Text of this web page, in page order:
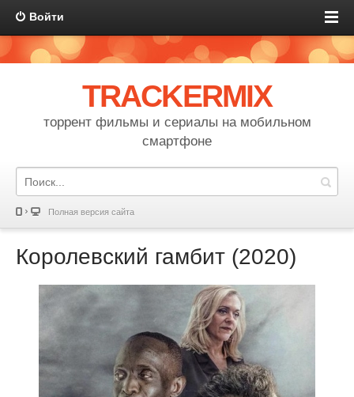
Войти
TRACKERMIX
торрент фильмы и сериалы на мобильном
смартфоне
Полная версия сайта
Королевский гамбит (2020)